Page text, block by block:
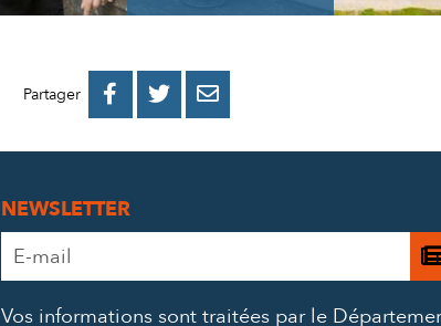
Partager 
PARTAGER
PARTAGER
PARTAGER
NEWSLETTER
Adresse
e-
Vos informations sont traitées par le